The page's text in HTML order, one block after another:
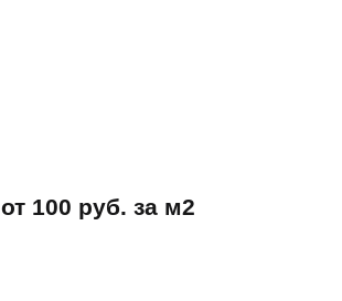
от 100 руб. за м2